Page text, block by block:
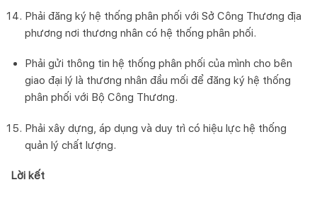
Phải đăng ký hệ thống phân phối với Sở Công Thương địa
phương nơi thương nhân có hệ thống phân phối.
Phải gửi thông tin hệ thống phân phối của mình cho bên
giao đại lý là thương nhân đầu mối để đăng ký hệ thống
phân phối với Bộ Công Thương.
Phải xây dựng, áp dụng và duy trì có hiệu lực hệ thống
quản lý chất lượng.
Lời kết